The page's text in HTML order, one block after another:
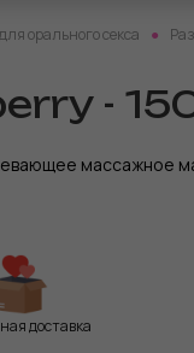
орального секса
-
массажное
доставка